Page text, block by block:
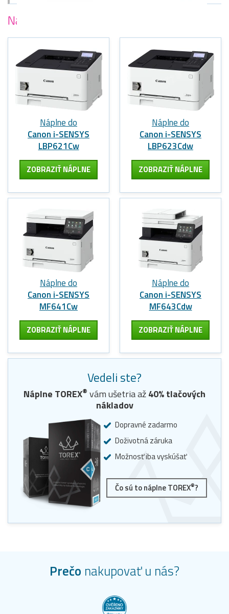
Najobľúbenejšie
Náplne do
Canon i-SENSYS
LBP621Cw
ZOBRAZIŤ NÁPLNE
Náplne do
Canon i-SENSYS
LBP623Cdw
ZOBRAZIŤ NÁPLNE
Náplne do
Canon i-SENSYS
MF641Cw
ZOBRAZIŤ NÁPLNE
Náplne do
Canon i-SENSYS
MF643Cdw
ZOBRAZIŤ NÁPLNE
Vedeli ste?
Náplne TOREX® vám ušetria až40% tlačových
nákladov
Dopravné zadarmo
Doživotná záruka
Možnosť iba vyskúšať
Čo sú to náplne TOREX®?
Prečo nakupovať u nás?